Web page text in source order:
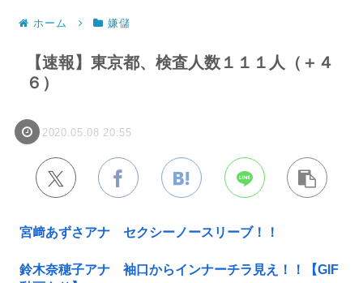
ホーム 嫌儲
【速報】東京都、検査人数１１１人（＋４
６）
2020.05.08 20:55
宮﨑あずさアナ セクシーノースリーブ！！
鈴木奈穂子アナ 袖口からインナーチラ見え！！【GIF